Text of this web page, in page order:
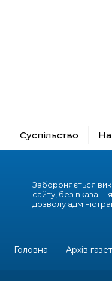
Суспільство
Забороняється
сайту, без
дозволу
Головна Архів